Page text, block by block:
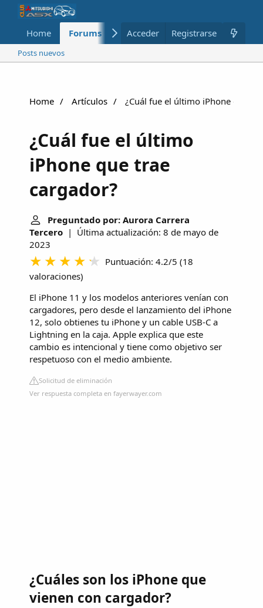
Home Forums Nuevo Miembros
Acceder Registrarse
Posts nuevos
Home Artículos ¿Cuál fue el último iPhone que
¿Cuál fue el último
iPhone que trae
cargador?
Preguntado por: Aurora Carrera
Tercero | Última actualización: 8 de mayo de
2023
Puntuación: 4.2/5 (18
valoraciones)
El iPhone 11 y los modelos anteriores venían con
cargadores, pero desde el lanzamiento del iPhone
12, solo obtienes tu iPhone y un cable USB-C a
Lightning en la caja. Apple explica que este
cambio es intencional y tiene como objetivo ser
respetuoso con el medio ambiente.
Solicitud de eliminación
Ver respuesta completa en fayerwayer.com
¿Cuáles son los iPhone que
vienen con cargador?